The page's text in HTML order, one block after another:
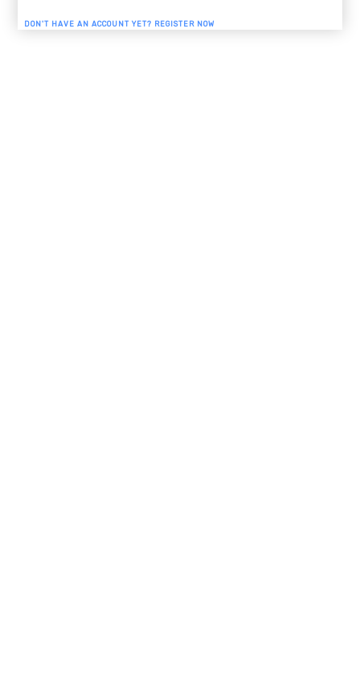
DON'T HAVE AN ACCOUNT YET? REGISTER NOW